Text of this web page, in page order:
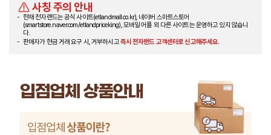
사칭 주의 안내
현재 전자랜드는 공식 사이트(etlandmall.co.kr), 네이버 스마트스토어
(smartstore.naver.com/etlandpriceking), 모바일 어플 외 다른 사이트는 운영하고 있지 않습니
다.
판매자가 현금 거래 요구 시, 거부하시고즉시 전자랜드 고객센터로 신고해주세요.